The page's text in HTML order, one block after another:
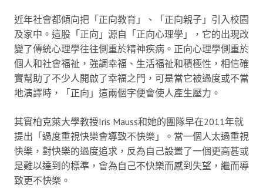
近年社會都傾向把「正向教育」、「正向親子」引入校園
及家中。這股「正向」源自「正向心理學」，它的出現改
變了傳統心理學往往側重於精神疾病。正向心理學側重於
個人和社會福祉，強調幸福、生活福祉和積極性，相信確
實幫助了不少人開啟了幸福之門，可是當它被過度或不當
地演譯時，「正向」這兩個字便會使人產生壓力。
其實柏克萊大學教授Iris Mauss和她的團隊早在2011年就
提出「過度重視快樂會導致不快樂」。當一個人太過重視
快樂，對快樂的過度追求，反為自己設置了一個更高甚或
是難以達到的標準，會為自己不快樂而感到失望，繼而導
致更不快樂。